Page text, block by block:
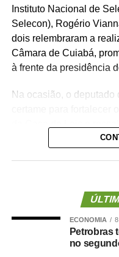
Instituto Nacional de
Selecon), Rogério
dois relembraram a
Câmara de Cuiabá,
à frente da presidência
Na ocasião, o deputado
Cuiabá, que é de todos
parlamento mais antigo
O concurso público foi
ECONOMIA
Petrobras
no